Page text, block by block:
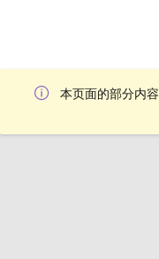
本页面的部分内